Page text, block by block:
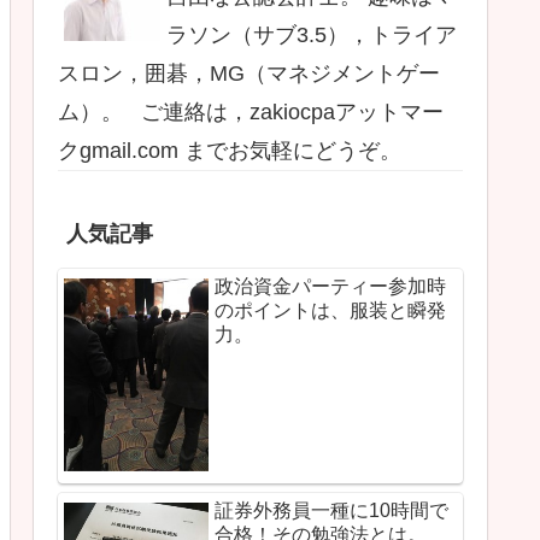
ラソン（サブ3.5），トライア
スロン，囲碁，MG（マネジメントゲー
ム）。 ご連絡は，zakiocpaアットマー
クgmail.com までお気軽にどうぞ。
人気記事
政治資金パーティー参加時
のポイントは、服装と瞬発
力。
証券外務員一種に10時間で
合格！その勉強法とは。